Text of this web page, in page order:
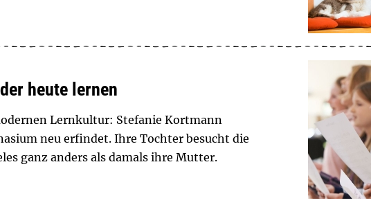
heute lernen
Lernkultur: Stefanie Kortmann
neu erfindet. Ihre Tochter besucht die
ganz anders als damals ihre Mutter.